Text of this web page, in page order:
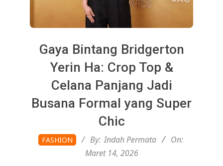
Gaya Bintang Bridgerton
Yerin Ha: Crop Top &
Celana Panjang Jadi
Busana Formal yang Super
Chic
2026-
03-
FASHION By: Indah Permata
On:
Maret 14, 2026